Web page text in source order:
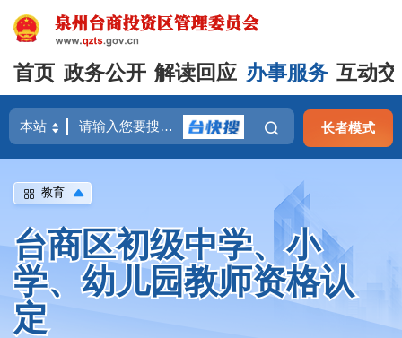
首页 政务公开 解读回应 办事服务 互动
长者模式
教育
台商区初级中学、小
学、幼儿园教师资格认
定